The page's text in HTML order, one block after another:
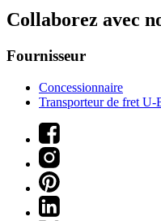
Collaborez avec
Fournisseur
Concessionnaire
Transporteur de fret